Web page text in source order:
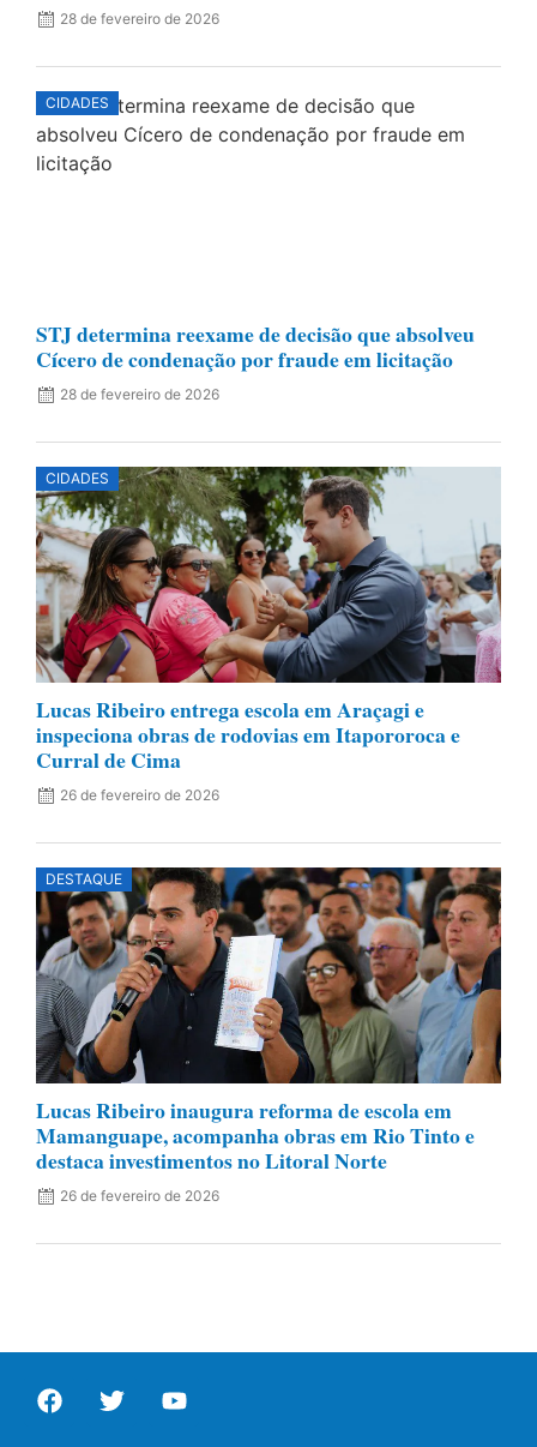
28 de fevereiro de 2026
CIDADES
STJ determina reexame de decisão que absolveu
Cícero de condenação por fraude em licitação
28 de fevereiro de 2026
CIDADES
Lucas Ribeiro entrega escola em Araçagi e
inspeciona obras de rodovias em Itapororoca e
Curral de Cima
26 de fevereiro de 2026
DESTAQUE
Lucas Ribeiro inaugura reforma de escola em
Mamanguape, acompanha obras em Rio Tinto e
destaca investimentos no Litoral Norte
26 de fevereiro de 2026